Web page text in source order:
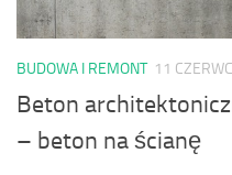
BUDOWA I REMONT 11
Beton
– beton na ścianę